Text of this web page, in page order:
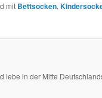
mit Bettsocken,
lebe in der Mitte